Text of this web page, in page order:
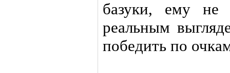
базуки, ему не
реальным
победить по